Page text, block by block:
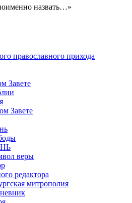
назвать…»
православного прихода
Завете
Завете
веры
редактора
митрополия